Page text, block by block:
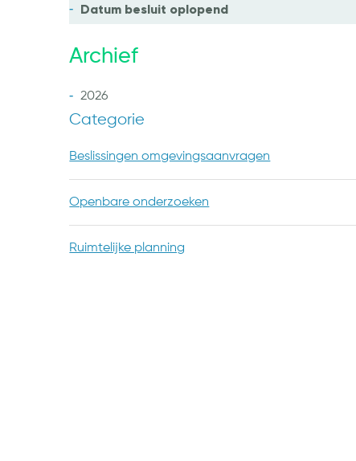
Datum besluit oplopend
Archief
2026
Categorie
Beslissingen omgevingsaanvragen
Openbare onderzoeken
Ruimtelijke planning